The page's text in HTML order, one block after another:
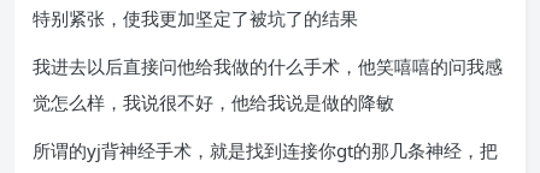
特别紧张，使我更加坚定了被坑了的结果
我进去以后直接问他给我做的什么手术，他笑嘻嘻的问我感
觉怎么样，我说很不好，他给我说是做的降敏
所谓的yj背神经手术，就是找到连接你gt的那几条神经，把